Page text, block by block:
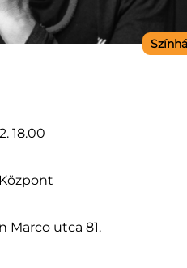
18.00
Marco utca 81.